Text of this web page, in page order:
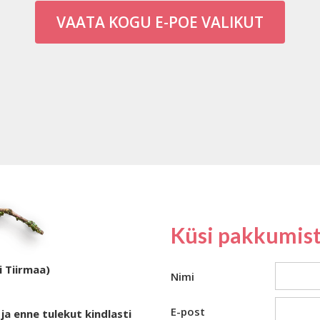
VAATA KOGU E-POE VALIKUT
Tiirmaa)
enne tulekut kindlasti
Küsi
Nimi
E-post